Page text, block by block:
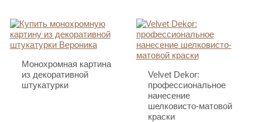
Монохромная картина
из декоративной
штукатурки
Velvet Dekor:
профессиональное
нанесение
шелковисто-матовой
краски